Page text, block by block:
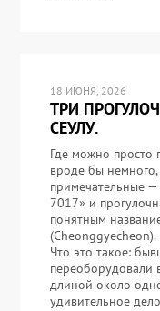
18 ИЮНЯ, 2026
ТРИ
СЕУЛУ.
Где можно просто
вроде бы
примечательные
7017» и
понятным
Что это такое:
переоборудовали
длиной около
удивительное